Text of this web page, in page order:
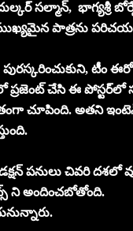
సల్మాన్, భాగ్యశ్రీ
పాత్రను
టీం
చేసి ఈ
చూపింది. అతని
పనులు చివరి దశలో
ని అందించబోతోంది.